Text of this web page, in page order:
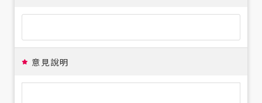
意見說明